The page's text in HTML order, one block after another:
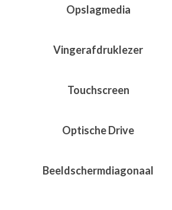
Opslagmedia
Vingerafdruklezer
Touchscreen
Optische Drive
Beeldschermdiagonaal